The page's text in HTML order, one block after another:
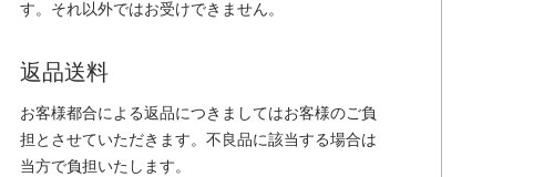
す。それ以外ではお受けできません。
返品送料
お客様都合による返品につきましてはお客様のご負
担とさせていただきます。不良品に該当する場合は
当方で負担いたします。